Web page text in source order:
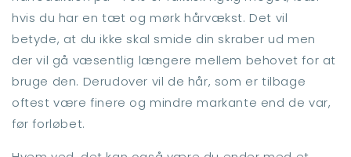
hvis du har en tæt og mørk hårvækst. Det vil
betyde, at du ikke skal smide din skraber ud men
der vil gå væsentlig længere mellem behovet for at
bruge den. Derudover vil de hår, som er tilbage
oftest være finere og mindre markante end de var,
før forløbet.